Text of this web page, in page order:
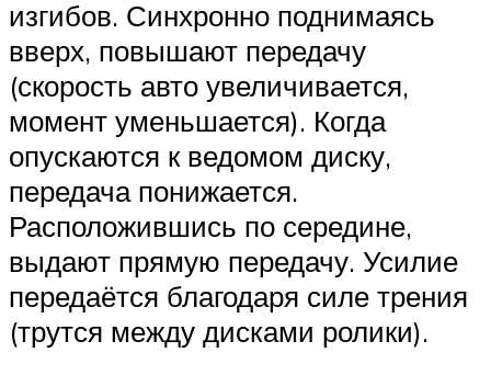
изгибов. Синхронно поднимаясь
вверх, повышают передачу
(скорость авто увеличивается,
момент уменьшается). Когда
опускаются к ведомом диску,
передача понижается.
Расположившись по середине,
выдают прямую передачу. Усилие
передаётся благодаря силе трения
(трутся между дисками ролики).